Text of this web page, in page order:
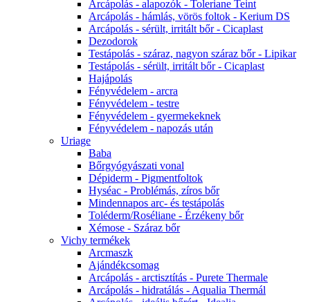
Arcápolás - alapozók - Toleriane Teint
Arcápolás - hámlás, vörös foltok - Kerium DS
Arcápolás - sérült, irritált bőr - Cicaplast
Dezodorok
Testápolás - száraz, nagyon száraz bőr - Lipikar
Testápolás - sérült, irritált bőr - Cicaplast
Hajápolás
Fényvédelem - arcra
Fényvédelem - testre
Fényvédelem - gyermekeknek
Fényvédelem - napozás után
Uriage
Baba
Bőrgyógyászati vonal
Dépiderm - Pigmentfoltok
Hyséac - Problémás, zíros bőr
Mindennapos arc- és testápolás
Toléderm/Roséliane - Érzékeny bőr
Xémose - Száraz bőr
Vichy termékek
Arcmaszk
Ajándékcsomag
Arcápolás - arctisztítás - Purete Thermale
Arcápolás - hidratálás - Aqualia Thermál